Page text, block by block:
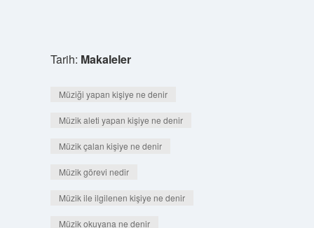
Tarih: Makaleler
Müziği yapan kişiye ne denir
Müzik aleti yapan kişiye ne denir
Müzik çalan kişiye ne denir
Müzik görevi nedir
Müzik ile ilgilenen kişiye ne denir
Müzik okuyana ne denir